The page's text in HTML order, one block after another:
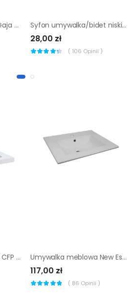
Umywalka nablatowa Gaja 35 x 22 x 11 Comad Syfon umywalka/bidet niski MCALPINE
28,00 zł
( 106 Opinii )
Umywalka ceramiczna CFP 9060 60 x 46 Z/O Comad Umywalka meblowa New Essential 61 X 46 Sensea
117,00 zł
( 86 Opinii )